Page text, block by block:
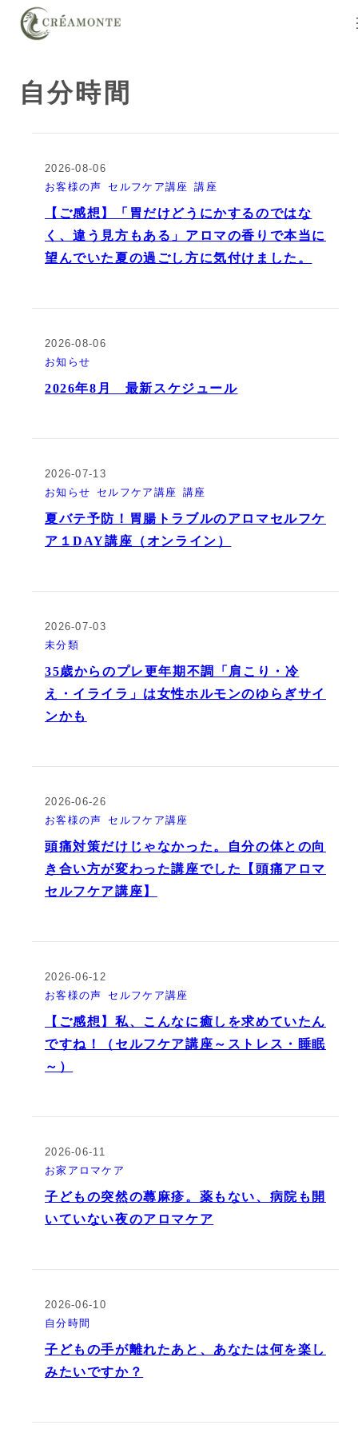
自分時間
2026-08-06
お客様の声
セルフケア講座 講座
【ご感想】「胃だけどうにかするのではな
く、違う見方もある」アロマの香りで本当に
望んでいた夏の過ごし方に気付けました。
2026-08-06
お知らせ
2026年8月 最新スケジュール
2026-07-13
お知らせ
セルフケア講座 講座
夏バテ予防！胃腸トラブルのアロマセルフケ
ア１DAY講座（オンライン）
2026-07-03
未分類
35歳からのプレ更年期不調「肩こり・冷
え・イライラ」は女性ホルモンのゆらぎサイ
ンかも
2026-06-26
お客様の声
セルフケア講座
頭痛対策だけじゃなかった。自分の体との向
き合い方が変わった講座でした【頭痛アロマ
セルフケア講座】
2026-06-12
お客様の声
セルフケア講座
【ご感想】私、こんなに癒しを求めていたん
ですね！（セルフケア講座～ストレス・睡眠
～）
2026-06-11
お家アロマケア
子どもの突然の蕁麻疹。薬もない、病院も開
いていない夜のアロマケア
2026-06-10
自分時間
子どもの手が離れたあと、あなたは何を楽し
みたいですか？